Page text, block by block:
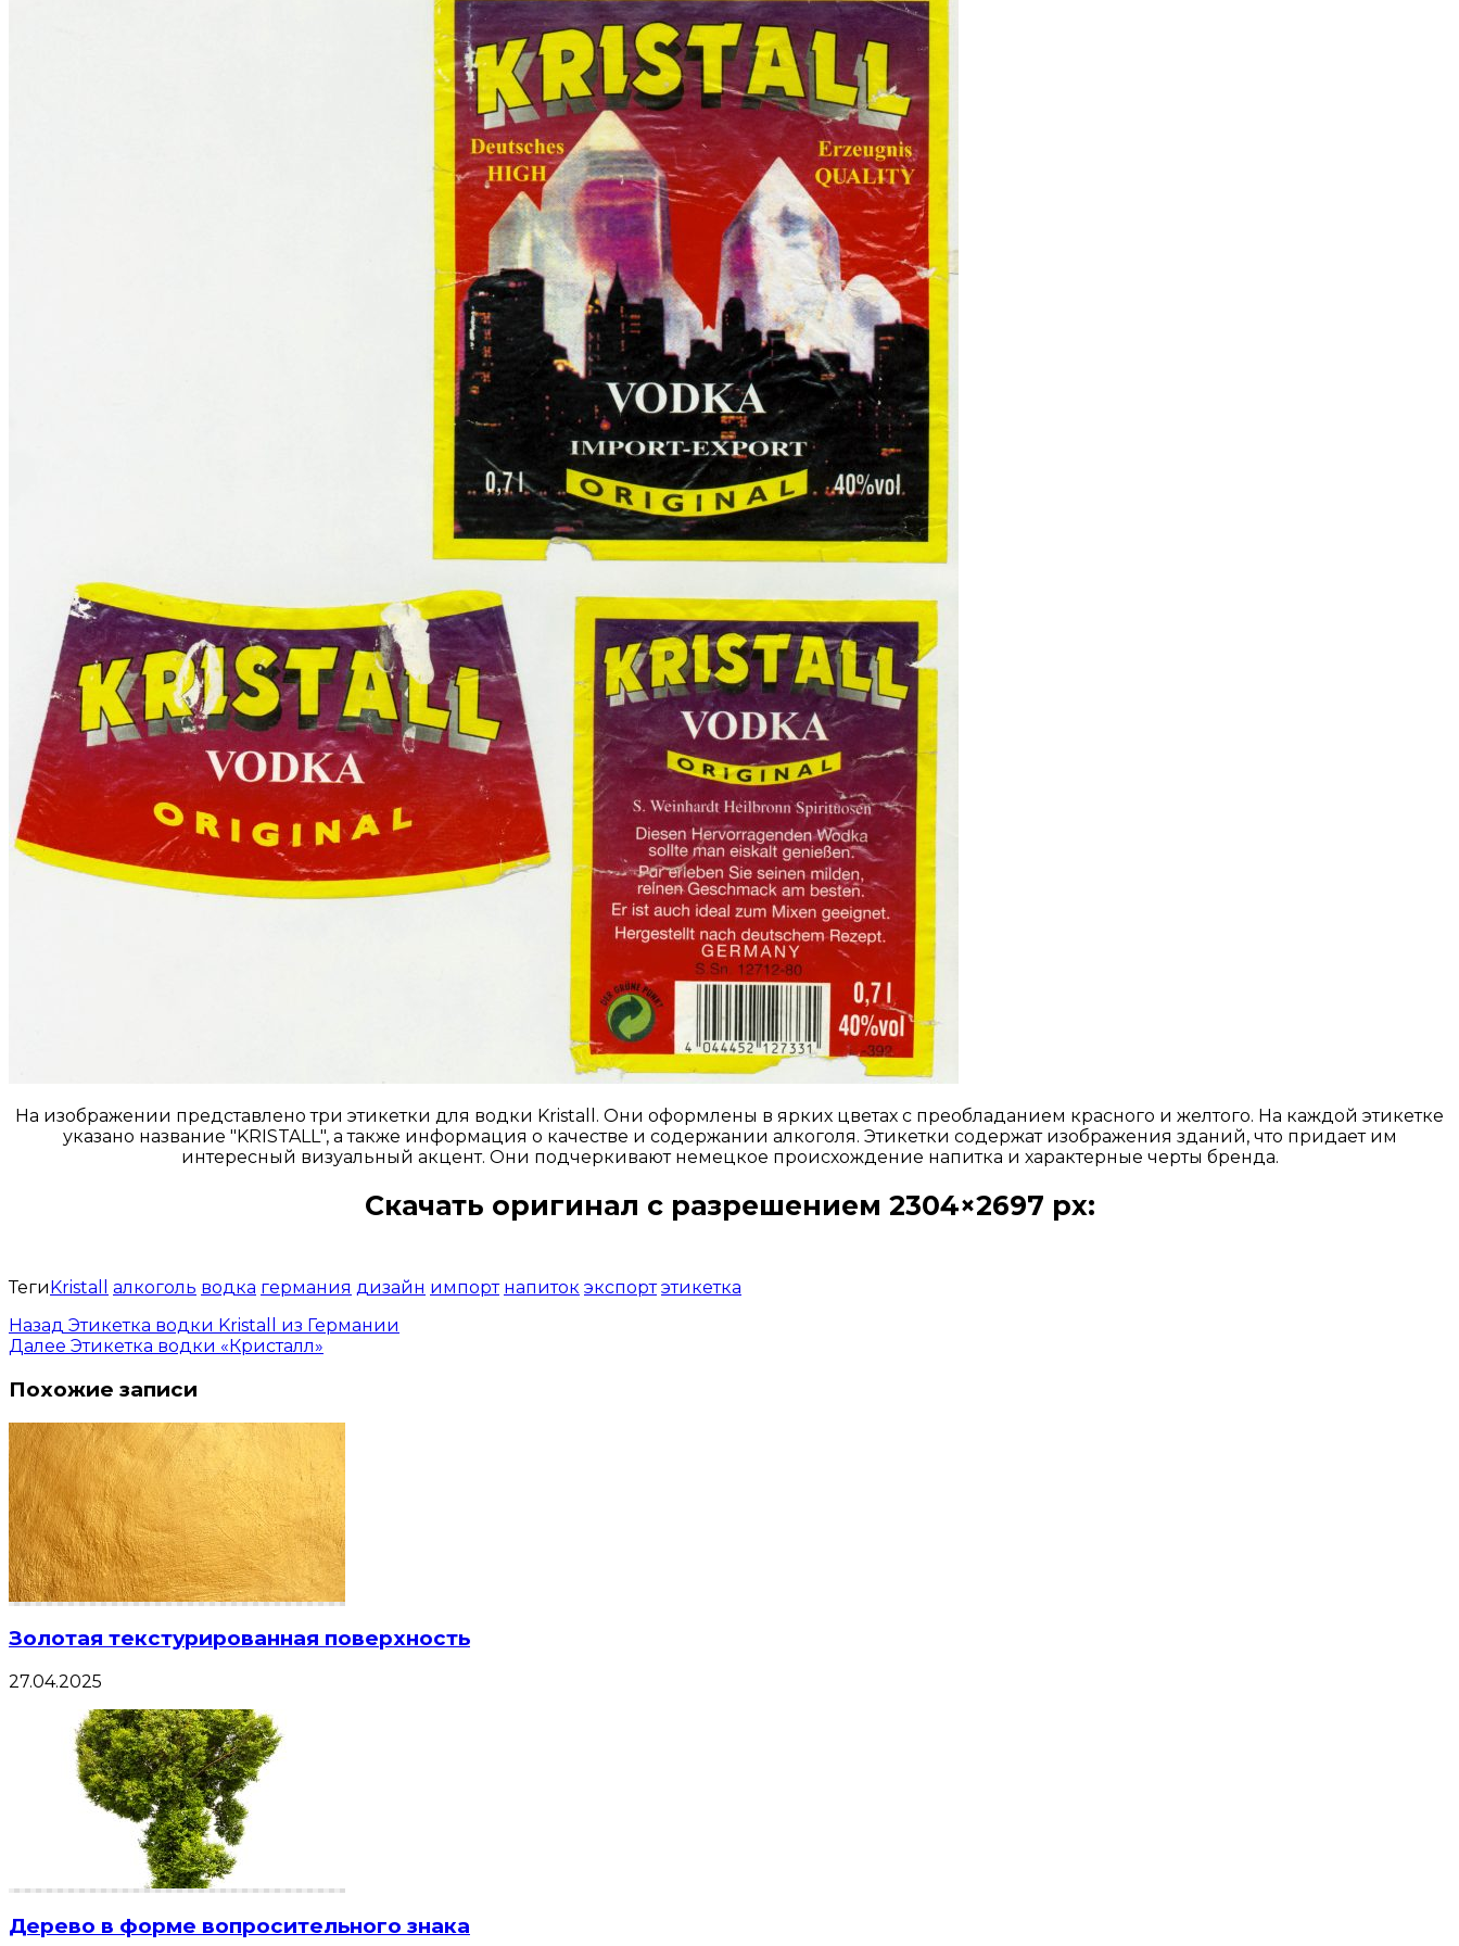
На изображении представлено три этикетки для водки Kristall. Они оформлены в ярких цветах с преобладанием красного и желтого. На каждой этикетке
указано название "KRISTALL", а также информация о качестве и содержании алкоголя. Этикетки содержат изображения зданий, что придает им
интересный визуальный акцент. Они подчеркивают немецкое происхождение напитка и характерные черты бренда.
Скачать оригинал с разрешением 2304×2697 px:
ТегиKristall алкоголь водка германия дизайн импорт напиток экспорт этикетка
Назад Этикетка водки Kristall из Германии
Далее Этикетка водки «Кристалл»
Похожие записи
Золотая текстурированная поверхность
27.04.2025
Дерево в форме вопросительного знака